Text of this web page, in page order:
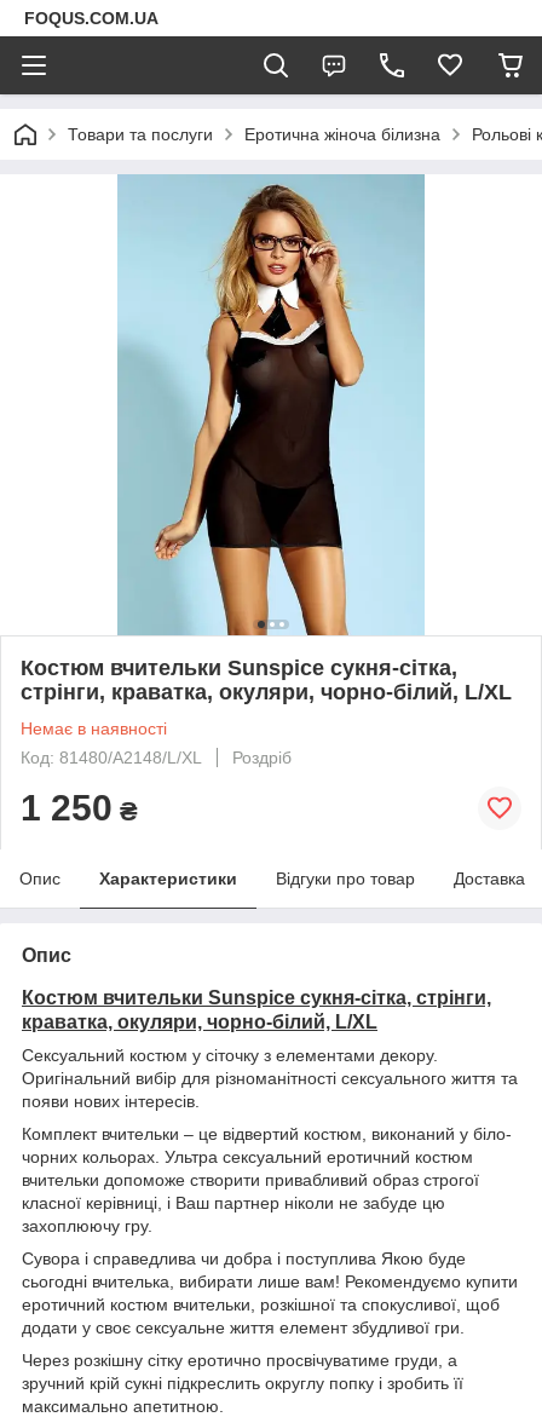
FOQUS.COM.UA
Товари та послуги Еротична жіноча білизна Рольові
Костюм вчительки Sunspice сукня-сітка,
стрінги, краватка, окуляри, чорно-білий, L/XL
Немає в наявності
Код: 81480/A2148/L/XL
Роздріб
1 250 ₴
Опис Характеристики Відгуки про товар Доставка
Опис
Костюм вчительки Sunspice сукня-сітка, стрінги,
краватка, окуляри, чорно-білий, L/XL
Сексуальний костюм у сіточку з елементами декору.
Оригінальний вибір для різноманітності сексуального життя та
появи нових інтересів.
Комплект вчительки – це відвертий костюм, виконаний у біло-
чорних кольорах. Ультра сексуальний еротичний костюм
вчительки допоможе створити привабливий образ строгої
класної керівниці, і Ваш партнер ніколи не забуде цю
захоплюючу гру.
Сувора і справедлива чи добра і поступлива Якою буде
сьогодні вчителька, вибирати лише вам! Рекомендуємо купити
еротичний костюм вчительки, розкішної та спокусливої, щоб
додати у своє сексуальне життя елемент збудливої гри.
Через розкішну сітку еротично просвічуватиме груди, а
зручний крій сукні підкреслить округлу попку і зробить її
максимально апетитною.